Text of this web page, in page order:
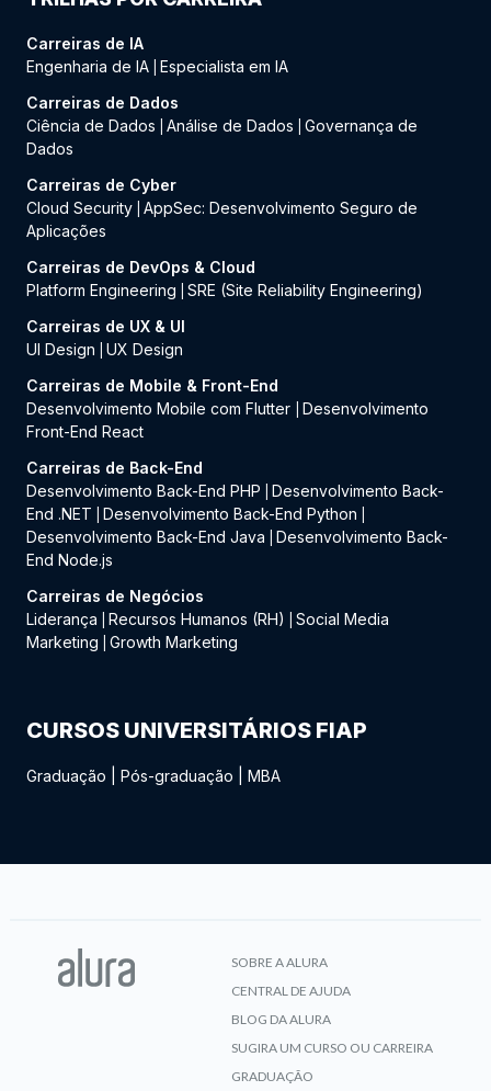
Carreiras de IA
Engenharia de IA Especialista em IA
Carreiras de Dados
Ciência de Dados
Análise de Dados
Governança de
Dados
Carreiras de Cyber
Cloud Security AppSec: Desenvolvimento Seguro de
Aplicações
Carreiras de DevOps & Cloud
Platform Engineering
SRE (Site Reliability Engineering)
Carreiras de UX & UI
UI Design
UX Design
Carreiras de Mobile & Front-End
Desenvolvimento Mobile com Flutter
Desenvolvimento
Front-End React
Carreiras de Back-End
Desenvolvimento Back-End PHP
Desenvolvimento Back-
End .NET
Desenvolvimento Back-End Python
Desenvolvimento Back-End Java
Desenvolvimento Back-
End Node.js
Carreiras de Negócios
Liderança
Recursos Humanos (RH)
Social Media
Marketing
Growth Marketing
CURSOS UNIVERSITÁRIOS FIAP
Graduação Pós-graduação MBA
SOBRE A ALURA
CENTRAL DE AJUDA
BLOG DA ALURA
SUGIRA UM CURSO OU CARREIRA
GRADUAÇÃO